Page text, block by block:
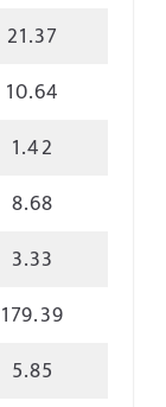
21.37
10.64
1.42
8.68
3.33
179.39
5.85